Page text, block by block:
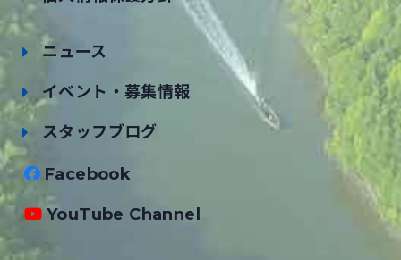
ニュース
イベント・募集情報
スタッフブログ
Facebook
YouTube Channel